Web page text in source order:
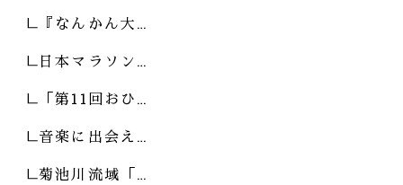
『なんかん大…
日本マラソン…
「第11回おひ…
音楽に出会え…
菊池川流域「…